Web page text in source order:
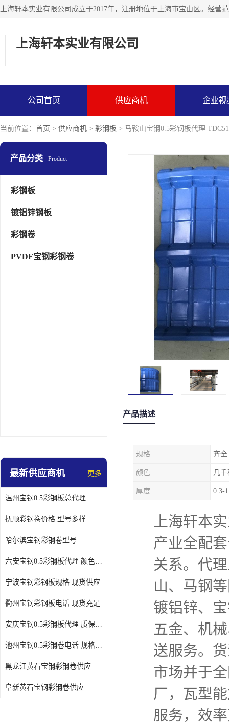
上海轩本实业有限公司
公司首页 供应商机 企业视
当前位置： 首页 > 供应商机 > 彩钢板 > 马鞍山宝钢0.5彩钢板代理
产品分类 Product
彩钢板
镀铝锌钢板
彩钢卷
PVDF宝钢彩钢卷
最新供应商机 更多
温州宝钢0.5彩钢板总代理
抚顺彩钢卷价格 型号多样
哈尔滨宝钢彩钢卷型号
六安宝钢0.5彩钢板代理 颜色定制
宁波宝钢彩钢板规格 现货供应
衢州宝钢彩钢板电话 现货充足
安庆宝钢0.5彩钢板代理 质保十年起
池州宝钢0.5彩钢卷电话 规格多样
黑龙江黄石宝钢彩钢卷供应
阜新黄石宝钢彩钢卷供应
产品描述
规格 齐全
颜色 几千
厚度 0.3-
上海轩本
产业全配
关系。代
山、马钢
镀铝锌、
五金、机
送服务。
市场并于
厂，瓦型
服务，效